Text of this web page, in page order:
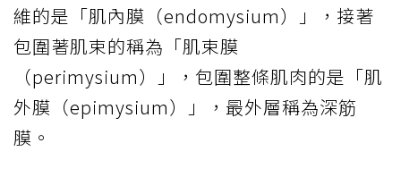
維的是「肌內膜（endomysium）」，接著
包圍著肌束的稱為「肌束膜
（perimysium）」，包圍整條肌肉的是「肌
外膜（epimysium）」，最外層稱為深筋
膜。